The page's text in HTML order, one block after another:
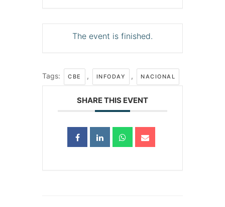
The event is finished.
Tags: CBE , INFODAY , NACIONAL
SHARE THIS EVENT